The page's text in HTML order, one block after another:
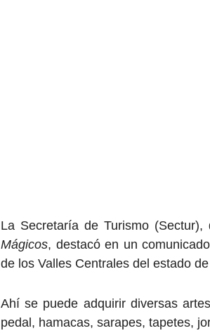
La Secretaría de Turismo
Mágicos, destacó en un
de los Valles Centrales del estado
Ahí se puede adquirir diversas
pedal, hamacas, sarapes, tapetes,